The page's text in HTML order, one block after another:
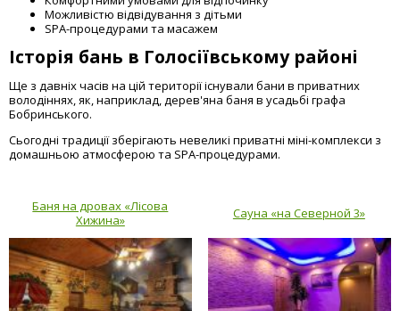
Можливістю відвідування з дітьми
SPA-процедурами та масажем
Історія бань в Голосіївському районі
Ще з давніх часів на цій території існували бани в приватних
володіннях, як, наприклад, дерев'яна баня в усадьбі графа
Бобринського.
Сьогодні традиції зберігають невеликі приватні міні-комплекси з
домашньою атмосферою та SPA-процедурами.
Баня на дровах «Лісова
Хижина»
Сауна «на Северной 3»